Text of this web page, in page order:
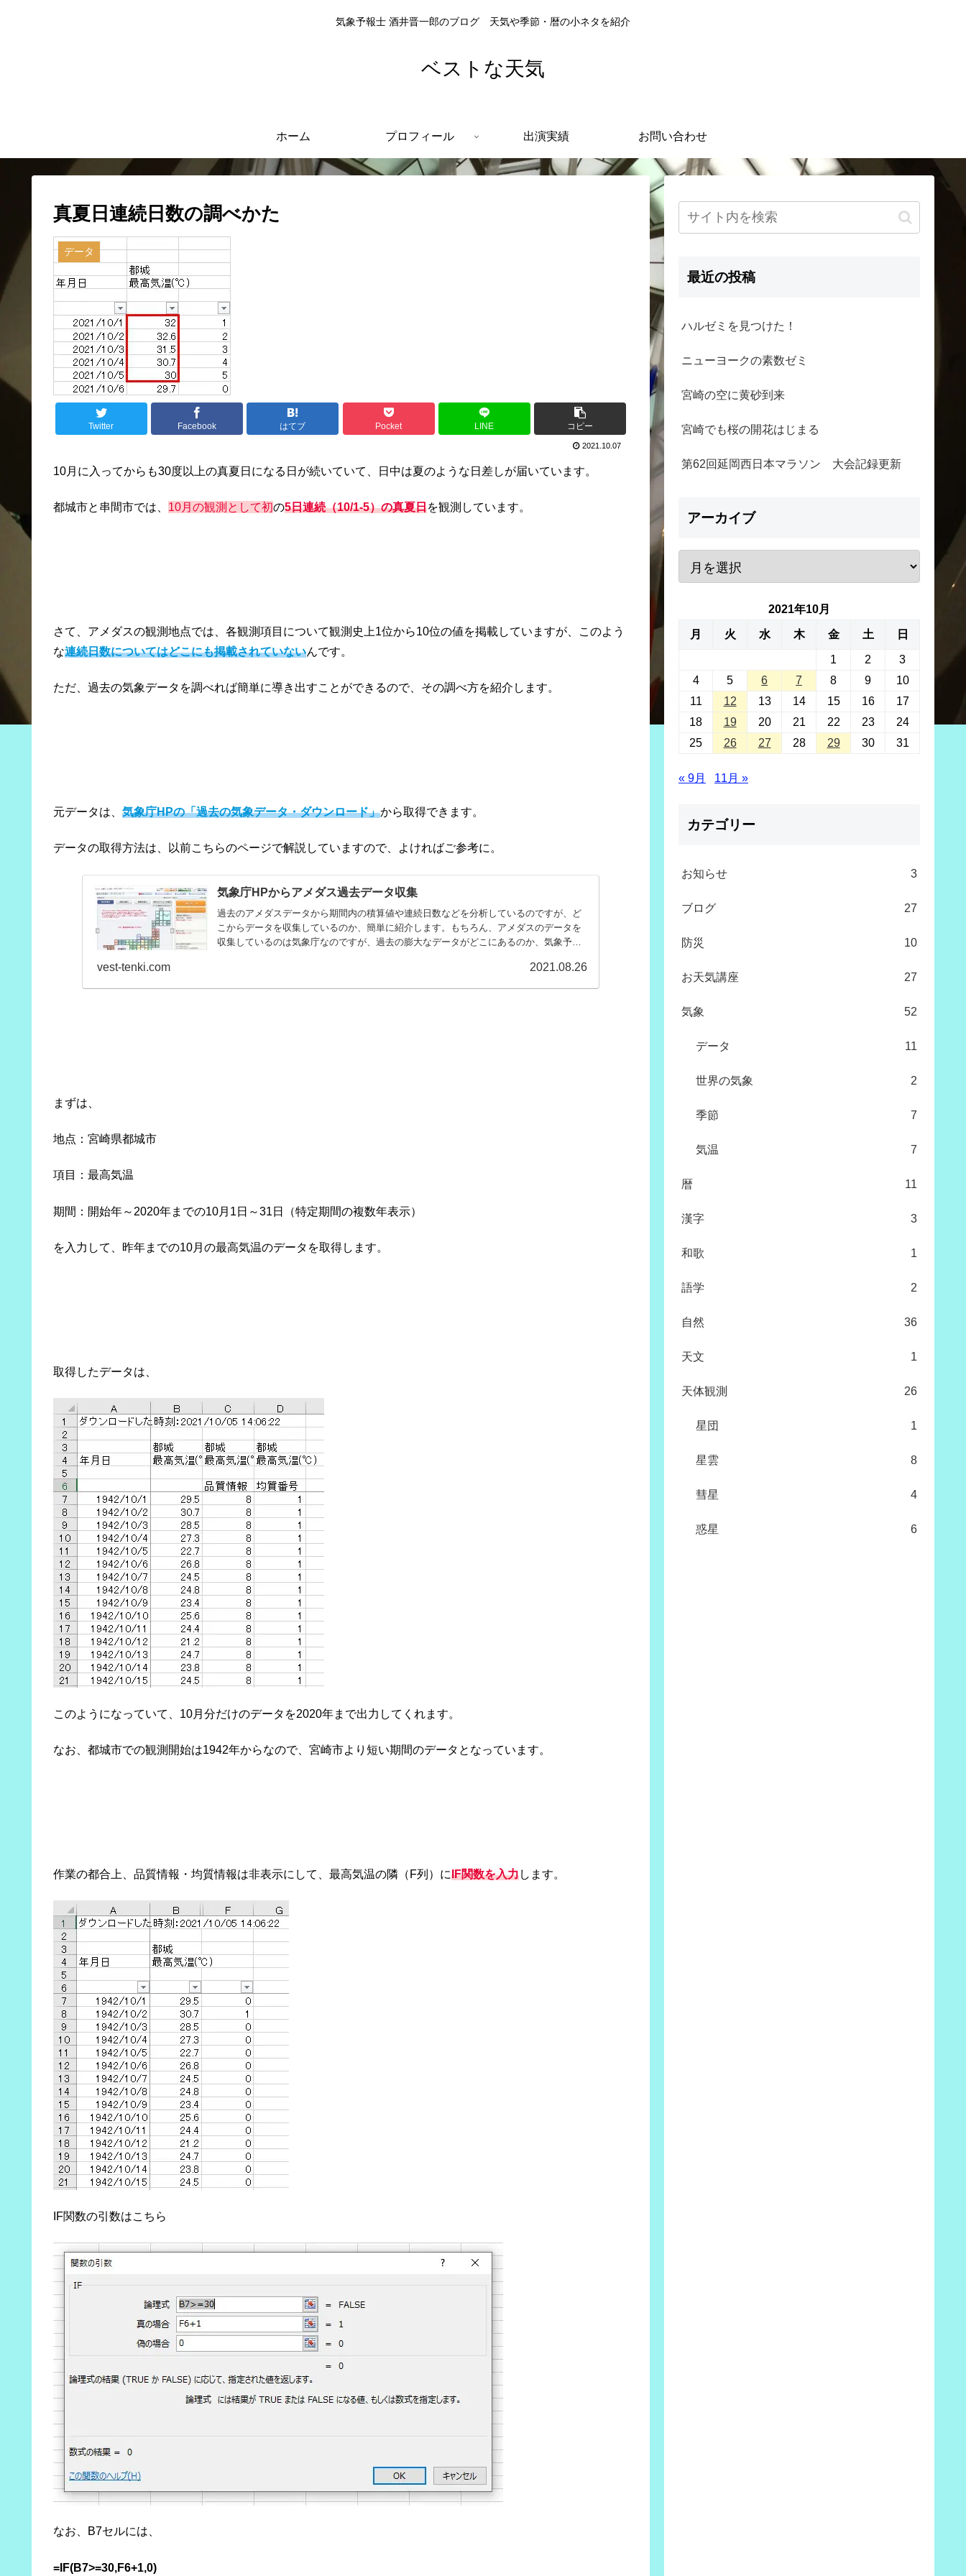
気象予報士 酒井晋一郎のブログ 天気や季節・暦の小ネタを紹介
ベストな天気
ホーム プロフィール 出演実績 お問い合わせ
真夏日連続日数の調べかた
データ
Twitter Facebook はてブ Pocket LINE コピー
2021.10.07
10月に入ってからも30度以上の真夏日になる日が続いていて、日中は夏のような日差しが届いています。
都城市と串間市では、 10月の観測として初の5日連続（10/1-5）の真夏日を観測しています。
さて、アメダスの観測地点では、各観測項目について観測史上1位から10位の値を掲載していますが、このよう
な連続日数についてはどこにも掲載されていないんです。
ただ、過去の気象データを調べれば簡単に導き出すことができるので、その調べ方を紹介します。
元データは、 気象庁HPの「過去の気象データ・ダウンロード」から取得できます。
データの取得方法は、以前こちらのページで解説していますので、よければご参考に。
気象庁HPからアメダス過去データ収集
過去のアメダスデータから期間内の積算値や連続日数などを分析しているのですが、ど
こからデータを収集しているのか、簡単に紹介します。もちろん、アメダスのデータを
収集しているのは気象庁なのですが、過去の膨大なデータがどこにあるのか、気象予報
vest-tenki.com 2021.08.26
まずは、
地点：宮崎県都城市
項目：最高気温
期間：開始年～2020年までの10月1日～31日（特定期間の複数年表示）
を入力して、昨年までの10月の最高気温のデータを取得します。
取得したデータは、
このようになっていて、10月分だけのデータを2020年まで出力してくれます。
なお、都城市での観測開始は1942年からなので、宮崎市より短い期間のデータとなっています。
作業の都合上、品質情報・均質情報は非表示にして、最高気温の隣（F列）にIF関数を入力します。
IF関数の引数はこちら
なお、B7セルには、
=IF(B7>=30,F6+1,0)
最近の投稿
ハルゼミを見つけた！
ニューヨークの素数ゼミ
宮崎の空に黄砂到来
宮崎でも桜の開花はじまる
第62回延岡西日本マラソン 大会記録更新
アーカイブ
2021年10月
月 火 水 木 金 土 日
1 2
3
4
5 6 7 8 9
10
11
12 13 14 15 16
17
18
19 20 21 22 23
24
25
26 27 28 29 30 31
« 9月 11月 »
カテゴリー
お知らせ 3
ブログ 27
防災 10
お天気講座 27
気象 52
データ 11
世界の気象 2
季節 7
気温 7
暦 11
漢字 3
和歌 1
語学 2
自然 36
天文 1
天体観測 26
星団 1
星雲 8
彗星 4
惑星 6